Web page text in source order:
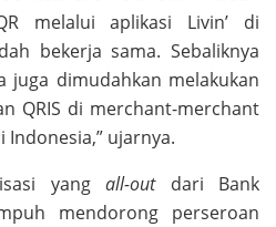
melalui aplikasi Livin’ di
bekerja sama. Sebaliknya
juga dimudahkan melakukan
QRIS di merchant-merchant
Indonesia,” ujarnya.
yang all-out dari Bank
mendorong perseroan